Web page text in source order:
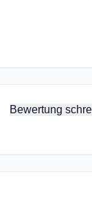
Bewertung